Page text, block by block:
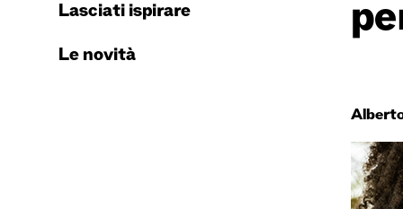
Lasciati ispirare
Le novità